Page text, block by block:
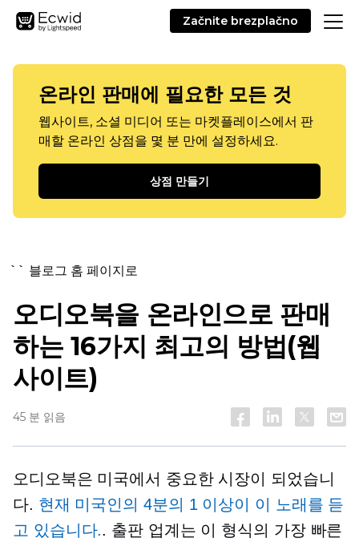
Začnite brezplačno
온라인 판매에 필요한 모든 것
웹사이트, 소셜 미디어 또는 마켓플레이스에서 판
매할 온라인 상점을 몇 분 만에 설정하세요.
상점 만들기
`` 블로그 홈 페이지로
오디오북을 온라인으로 판매
하는 16가지 최고의 방법(웹
사이트)
45 분 읽음
오디오북은 미국에서 중요한 시장이 되었습니
다. 현재 미국인의 4분의 1 이상이 이 노래를 듣
고 있습니다.. 출판 업계는 이 형식의 가장 빠른